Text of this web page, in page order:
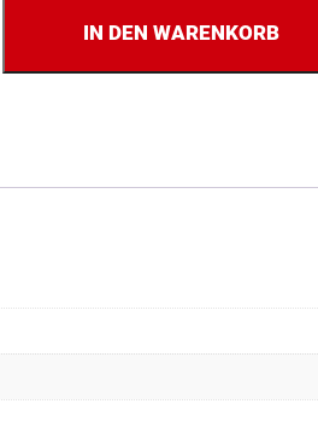
IN DEN WARENKORB